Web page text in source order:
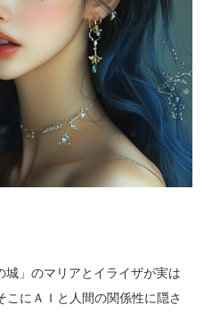
」のマリアとイライザが実は
にＡＩと人間の関係性に隠さ